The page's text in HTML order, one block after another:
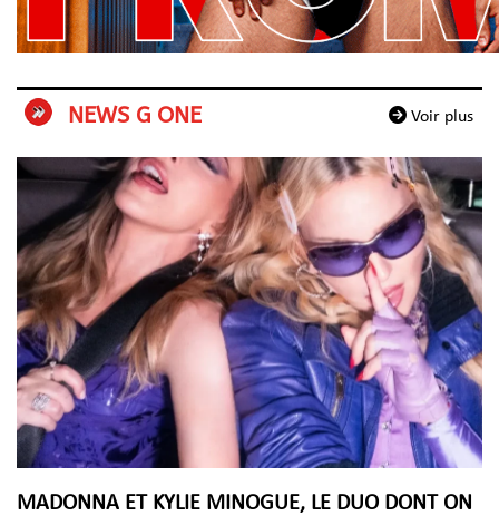
Voir plus
NEWS G ONE
MADONNA ET KYLIE MINOGUE, LE DUO DONT ON